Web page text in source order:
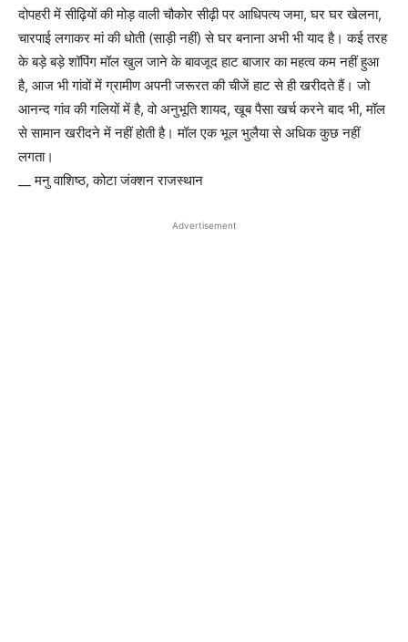
दोपहरी में सीढ़ियों की मोड़ वाली चौकोर सीढ़ी पर आधिपत्य जमा, घर घर खेलना,
चारपाई लगाकर मां की धोती (साड़ी नहीं) से घर बनाना अभी भी याद है। कई तरह
के बड़े बड़े शॉपिंग मॉल खुल जाने के बावजूद हाट बाजार का महत्व कम नहीं हुआ
है, आज भी गांवों में ग्रामीण अपनी जरूरत की चीजें हाट से ही खरीदते हैं। जो
आनन्द गांव की गलियों में है, वो अनुभूति शायद, खूब पैसा खर्च करने बाद भी, मॉल
से सामान खरीदने में नहीं होती है। मॉल एक भूल भुलैया से अधिक कुछ नहीं
लगता।
__ मनु वाशिष्ठ, कोटा जंक्शन राजस्थान
Advertisement